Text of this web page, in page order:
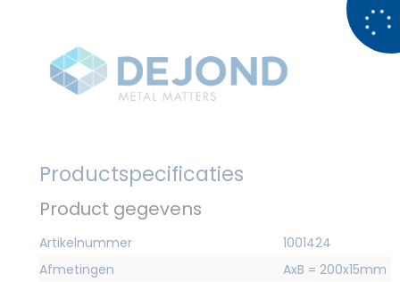
Productspecificaties
Product gegevens
Artikelnummer
1001424
Afmetingen
AxB = 200x15mm